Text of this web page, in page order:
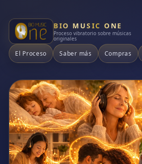
BIO MUSIC ONE
Proceso vibratorio sobre músicas
originales
El Proceso Saber más Compras